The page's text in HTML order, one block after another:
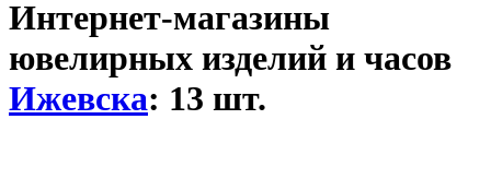
Интернет-магазины
ювелирных изделий и часов
Ижевска: 13 шт.